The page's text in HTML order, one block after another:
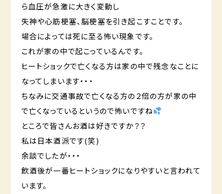
ら血圧が急激に大きく変動し
失神や心筋梗塞、脳梗塞を引き起こすことです。
場合によっては死に至る怖い現象です。
これが家の中で起こっているんです。
ヒートショックで亡くなる方は家の中で残念なことに
なってしまいます・・・
ちなみに交通事故で亡くなる方の２倍の方が家の中
で亡くなっているというので怖いですね
ところで皆さんお酒は好きですか？？
私は日本酒派です(笑)
余談でしたが・・・
飲酒後が一番ヒートショックになりやすいと言われて
います。